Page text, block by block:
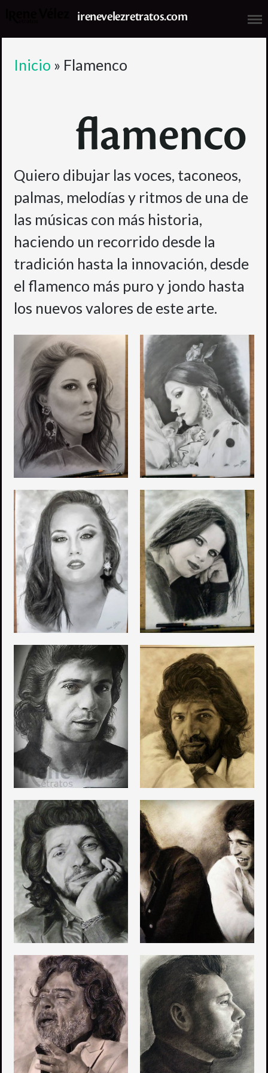
Encargos
Miradas
Dibujo Tus Ojos
Flamenco
Fan-art
Cómo Pedir
Sobre mi
Contacto
irenevelezretratos.com
Inicio » Flamenco
flamenco
Quiero dibujar las voces, taconeos,
palmas, melodías y ritmos de una de
las músicas con más historia,
haciendo un recorrido desde la
tradición hasta la innovación, desde
el flamenco más puro y jondo hasta
los nuevos valores de este arte.